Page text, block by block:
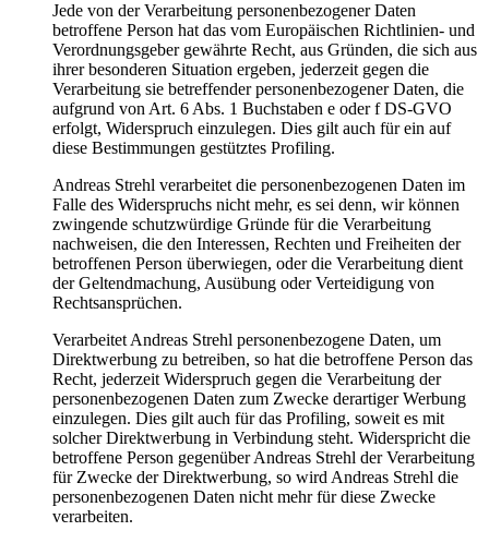
Jede von der Verarbeitung personenbezogener Daten
betroffene Person hat das vom Europäischen Richtlinien- und
Verordnungsgeber gewährte Recht, aus Gründen, die sich aus
ihrer besonderen Situation ergeben, jederzeit gegen die
Verarbeitung sie betreffender personenbezogener Daten, die
aufgrund von Art. 6 Abs. 1 Buchstaben e oder f DS-GVO
erfolgt, Widerspruch einzulegen. Dies gilt auch für ein auf
diese Bestimmungen gestütztes Profiling.
Andreas Strehl verarbeitet die personenbezogenen Daten im
Falle des Widerspruchs nicht mehr, es sei denn, wir können
zwingende schutzwürdige Gründe für die Verarbeitung
nachweisen, die den Interessen, Rechten und Freiheiten der
betroffenen Person überwiegen, oder die Verarbeitung dient
der Geltendmachung, Ausübung oder Verteidigung von
Rechtsansprüchen.
Verarbeitet Andreas Strehl personenbezogene Daten, um
Direktwerbung zu betreiben, so hat die betroffene Person das
Recht, jederzeit Widerspruch gegen die Verarbeitung der
personenbezogenen Daten zum Zwecke derartiger Werbung
einzulegen. Dies gilt auch für das Profiling, soweit es mit
solcher Direktwerbung in Verbindung steht. Widerspricht die
betroffene Person gegenüber Andreas Strehl der Verarbeitung
für Zwecke der Direktwerbung, so wird Andreas Strehl die
personenbezogenen Daten nicht mehr für diese Zwecke
verarbeiten.